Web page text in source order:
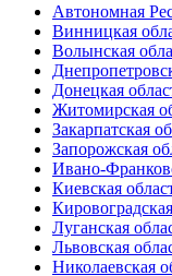
Автономная
Винницкая
Волынская
Донецкая
Житомирская
Закарпатская
Запорожская
Ивано-
Киевская
Луганская
Львовская
Николаевская